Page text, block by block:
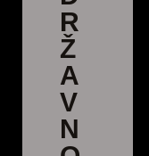
R
Ž
A
V
N